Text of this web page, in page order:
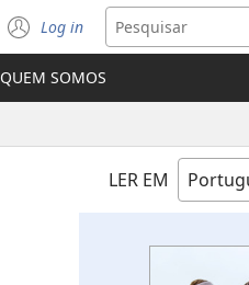
Log in
(abre
nova
janela)
QUEM SOMOS
LER EM